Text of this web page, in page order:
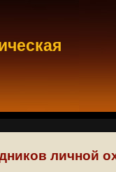
личной